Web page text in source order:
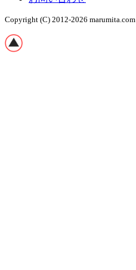
Copyright (C) 2012-2026 marumita.com